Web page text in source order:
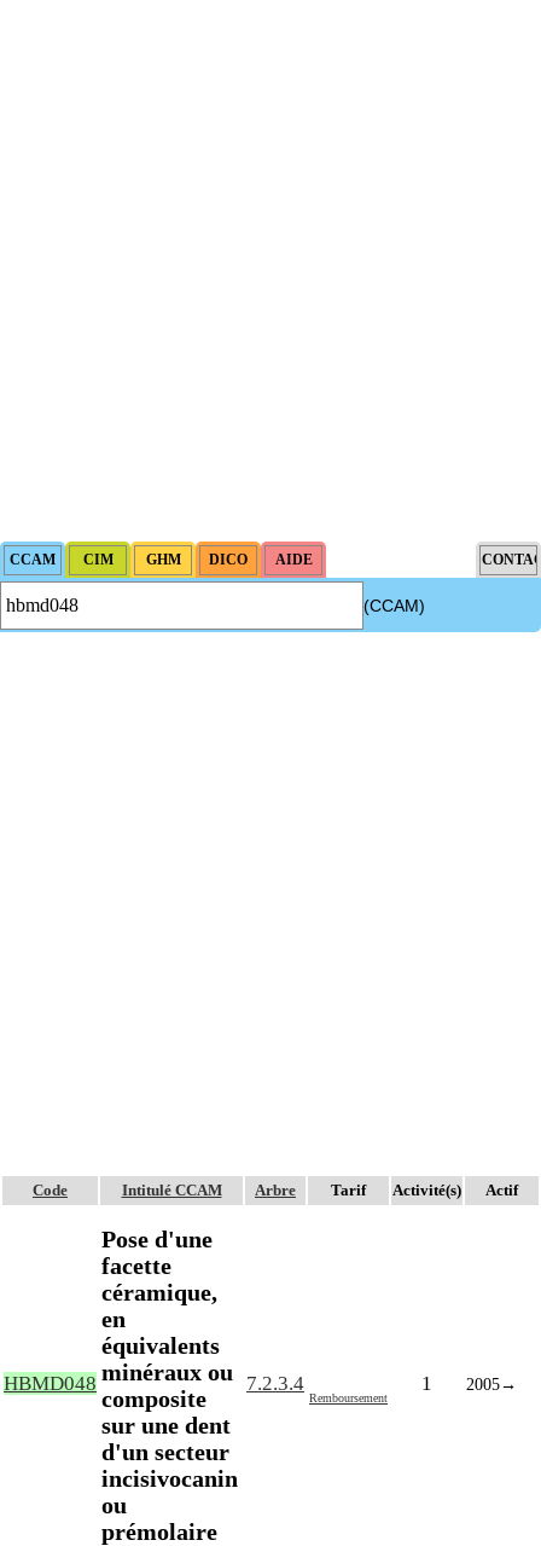
(CCAM)
Code Intitulé CCAM Arbre Tarif Activité(s) Actif
HBMD048
Pose d'une
facette
céramique,
en
équivalents
minéraux ou
composite
sur une dent
d'un secteur
incisivocanin
ou
prémolaire
7.2.3.4
Remboursement
1 2005→